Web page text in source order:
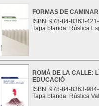
FORMAS DE CAMINAR
ISBN: 978-84-8363-
Tapa blanda. Rústica
ROMÀ DE LA CALLE:
EDUCACIÓ
ISBN: 978-84-8363-
Tapa blanda. Rústica